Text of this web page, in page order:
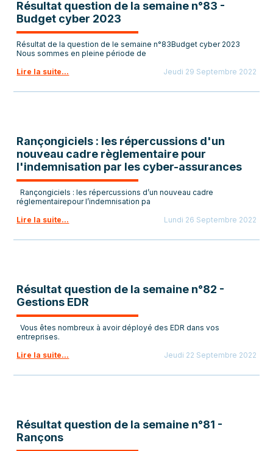
Résultat question de la semaine n°83 -
Budget cyber 2023
Résultat de la question de le semaine n°83Budget cyber 2023
Nous sommes en pleine période de
Lire la suite...
Jeudi 29 Septembre 2022
Rançongiciels : les répercussions d'un
nouveau cadre règlementaire pour
l'indemnisation par les cyber-assurances
Rançongiciels : les répercussions d’un nouveau cadre
réglementairepour l’indemnisation pa
Lire la suite...
Lundi 26 Septembre 2022
Résultat question de la semaine n°82 -
Gestions EDR
Vous êtes nombreux à avoir déployé des EDR dans vos
entreprises.
Lire la suite...
Jeudi 22 Septembre 2022
Résultat question de la semaine n°81 -
Rançons